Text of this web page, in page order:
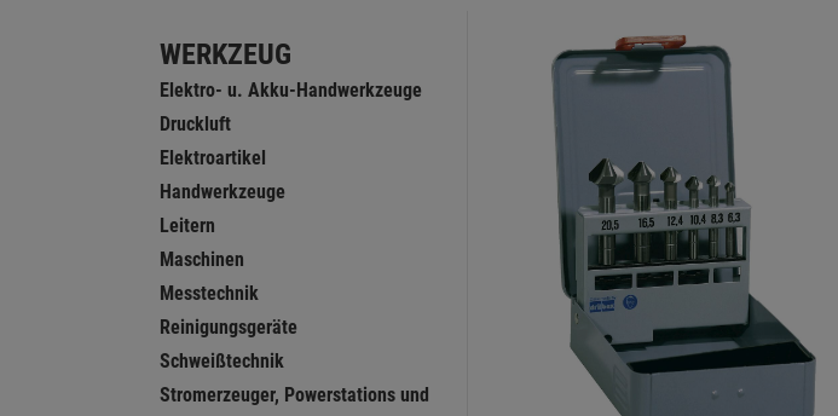
WERKZEUG
Elektro- u. Akku-Handwerkzeuge
Druckluft
Elektroartikel
Handwerkzeuge
Leitern
Maschinen
Messtechnik
Reinigungsgeräte
Schweißtechnik
Stromerzeuger, Powerstations und